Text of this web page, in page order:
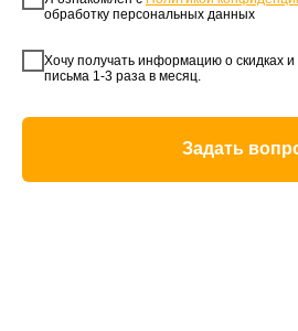
обработку персональных данных
Хочу получать информацию о скидках
письма 1-3 раза в месяц.
Задать